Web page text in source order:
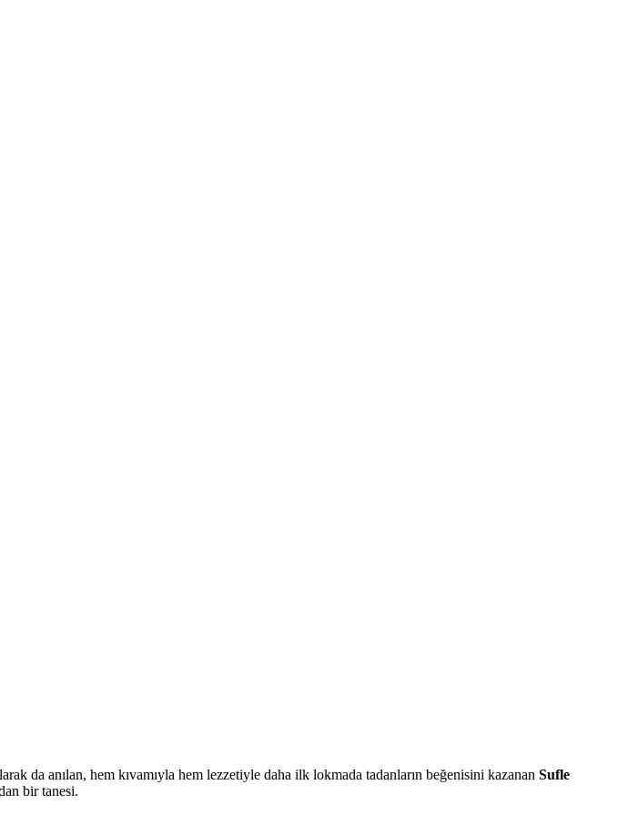
da anılan, hem kıvamıyla hem lezzetiyle daha ilk lokmada tadanların beğenisini kazanan Sufle
bir tanesi.